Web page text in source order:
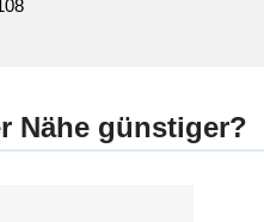
Nähe günstiger?